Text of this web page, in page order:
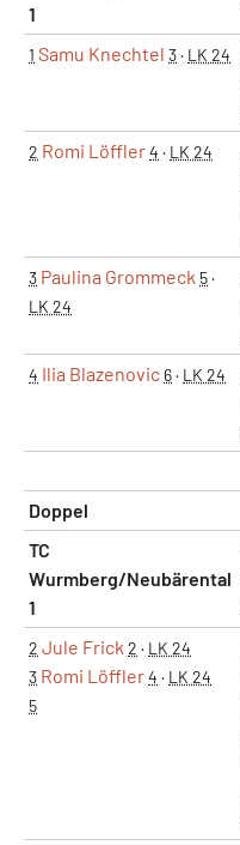
1
1 Samu Knechtel 3· LK 24
2 Romi Löffler4 · LK 24
3 Paulina Grommeck 5·
LK 24
4 Ilia Blazenovic 6· LK 24
Doppel
TC
Wurmberg/Neubärental
1
2 Jule Frick 2 · LK 24
3 Romi Löffler4 · LK 24
5